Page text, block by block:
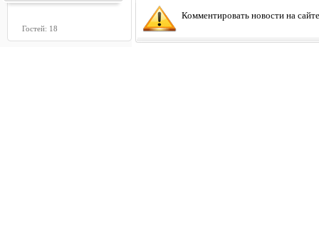
Гостей: 18
Комментировать новости на